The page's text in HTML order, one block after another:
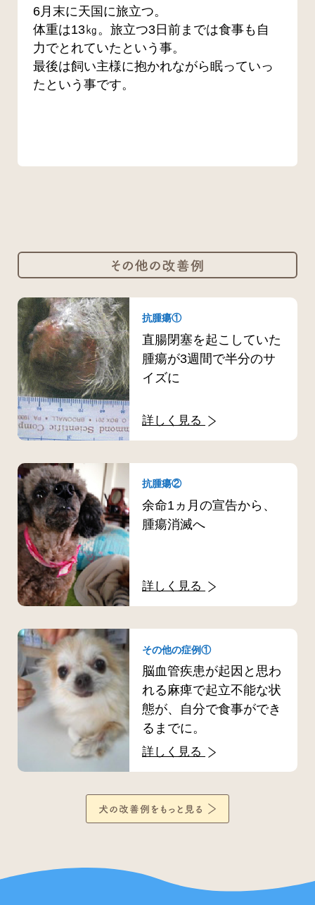
6月末に天国に旅立つ。
体重は13㎏。旅立つ3日前までは食事も自
力でとれていたという事。
最後は飼い主様に抱かれながら眠っていっ
たという事です。
抗腫瘍①
直腸閉塞を起こしていた
腫瘍が3週間で半分のサ
イズに
詳しく見る
抗腫瘍②
余命1ヵ月の宣告から、
腫瘍消滅へ
詳しく見る
その他の症例①
脳血管疾患が起因と思わ
れる麻痺で起立不能な状
態が、自分で食事ができ
るまでに。
詳しく見る